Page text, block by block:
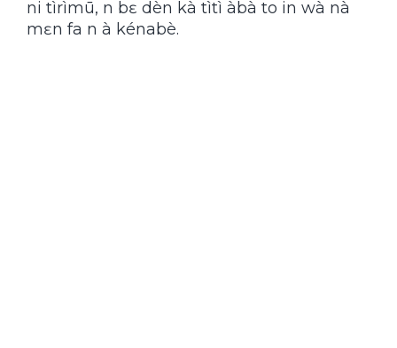
ni tìrìmū, n bɛ dèn kà tìtì àbà to in wà nà
mɛn fa n à kénabè.